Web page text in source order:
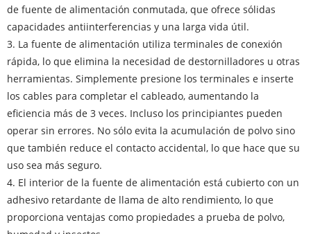
de fuente de alimentación conmutada, que ofrece sólidas
capacidades antiinterferencias y una larga vida útil.
3. La fuente de alimentación utiliza terminales de conexión
rápida, lo que elimina la necesidad de destornilladores u otras
herramientas. Simplemente presione los terminales e inserte
los cables para completar el cableado, aumentando la
eficiencia más de 3 veces. Incluso los principiantes pueden
operar sin errores. No sólo evita la acumulación de polvo sino
que también reduce el contacto accidental, lo que hace que su
uso sea más seguro.
4. El interior de la fuente de alimentación está cubierto con un
adhesivo retardante de llama de alto rendimiento, lo que
proporciona ventajas como propiedades a prueba de polvo,